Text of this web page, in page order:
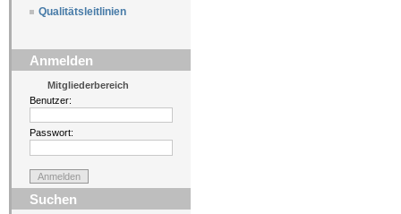
Qualitätsleitlinien
Anmelden
Mitgliederbereich
Benutzer:
Passwort:
Suchen